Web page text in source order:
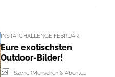
INSTA-CHALLENGE FEBRUAR
Eure exotischsten
Outdoor-Bilder!
Szene (Menschen & Abenteur + Events)